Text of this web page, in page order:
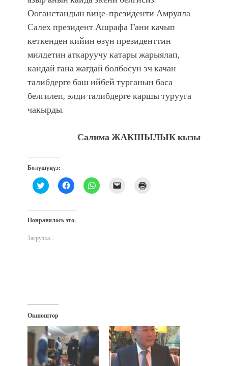
Ооганстандын вице-президенти Амрулла
Салех президент Ашрафа Гани качып
кеткенден кийин өзүн президенттин
милдетин аткаруучу катары жарыялап,
кандай гана жагдай болбосун эч качан
талибдерге баш ийбей турганын баса
белгилеп, элди талибдерге каршы турууга
чакырды.
Салима ЖАКШЫЛЫК кызы
Бөлүшүңүз:
Нажмите,
чтобы
Twitter
(Открывается
в
окне)
Нажмите,
чтобы
Facebook
(Открывается
в
Нажмите,
чтобы
Послать
ссылку
Понравилось это:
Загрузка...
Окшоштор